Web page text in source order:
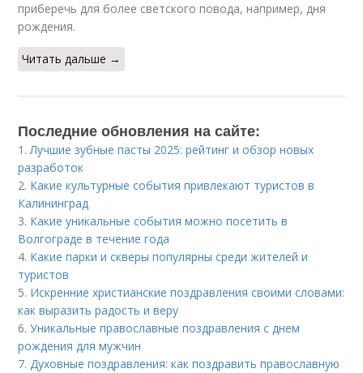
приберечь для более светского повода, например, дня
рождения.
Читать дальше →
Последние обновления на сайте:
1.Лучшие зубные пасты 2025: рейтинг и обзор новых
разработок
2. Какие культурные события привлекают туристов в
Калининград
3. Какие уникальные события можно посетить в
Волгограде в течение года
4. Какие парки и скверы популярны среди жителей и
туристов
5. Искренние христианские поздравления своими словами:
как выразить радость и веру
6.Уникальные православные поздравления с днем
рождения для мужчин
7.Духовные поздравления: как поздравить православную